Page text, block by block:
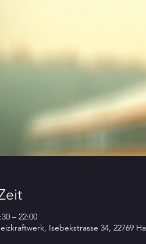
– 22:00
Isebekstrasse 34, 22769